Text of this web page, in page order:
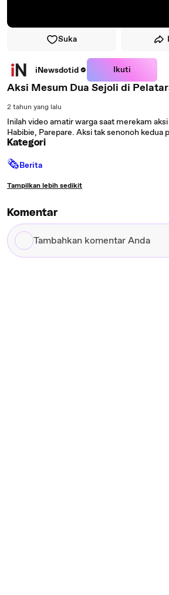
Suka
iNewsdotid Ikuti
Aksi Mesum Dua Sejoli di
2 tahun yang lalu
Inilah video amatir warga saat merekam
Habibie, Parepare. Aksi tak senonoh kedua
Kategori
🗞Berita
Tampilkan lebih sedikit
Komentar
Tambahkan
komentar